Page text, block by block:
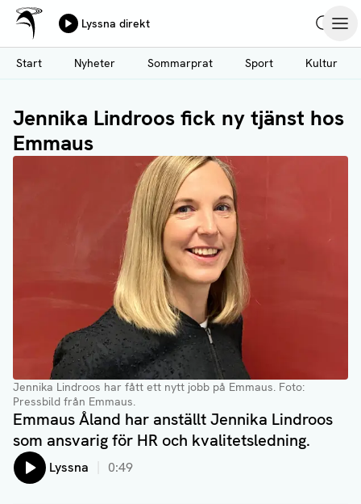
Hoppa
till
huvudinnehåll
Ålands Radio & TV
Lyssna direkt
Start
Nyheter Sommarprat Sport Kultur
Jennika Lindroos fick ny tjänst hos
Emmaus
Jennika Lindroos har fått ett nytt jobb på Emmaus. Foto:
Pressbild från Emmaus.
Emmaus Åland har anställt Jennika Lindroos
som ansvarig för HR och kvalitetsledning.
Lyssna 0:49